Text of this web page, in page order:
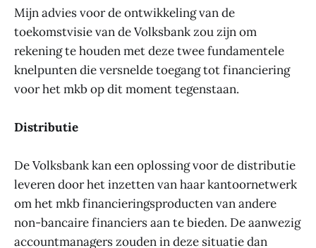
Mijn advies voor de ontwikkeling van de
toekomstvisie van de Volksbank zou zijn om
rekening te houden met deze twee fundamentele
knelpunten die versnelde toegang tot financiering
voor het mkb op dit moment tegenstaan.
Distributie
De Volksbank kan een oplossing voor de distributie
leveren door het inzetten van haar kantoornetwerk
om het mkb financieringsproducten van andere
non-bancaire financiers aan te bieden. De aanwezig
accountmanagers zouden in deze situatie dan